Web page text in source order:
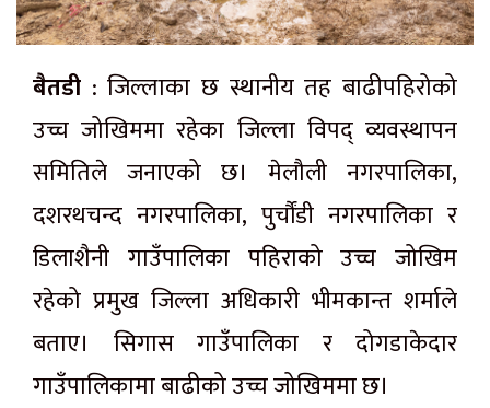
बैतडी : जिल्लाका छ स्थानीय तह बाढीपहिरोको
उच्च जोखिममा रहेका जिल्ला विपद् व्यवस्थापन
समितिले जनाएको छ। मेलौली नगरपालिका,
दशरथचन्द नगरपालिका, पुर्चौंडी नगरपालिका र
डिलाशैनी गाउँपालिका पहिराको उच्च जोखिम
रहेको प्रमुख जिल्ला अधिकारी भीमकान्त शर्माले
बताए। सिगास गाउँपालिका र दोगडाकेदार
गाउँपालिकामा बाढीको उच्च जोखिममा छ।